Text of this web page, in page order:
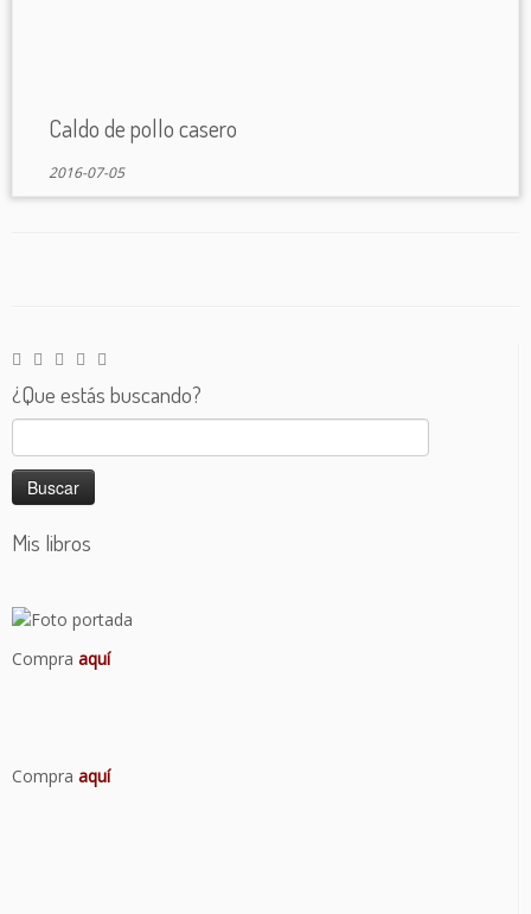
Caldo de pollo casero
2016-07-05
¿Que estás buscando?
Buscar:
Mis libros
Compra aquí
Compra aquí